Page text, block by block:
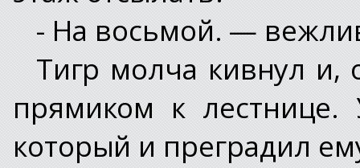
- На восьмой. —
Тигр молча кивнул и,
прямиком к лестнице.
который и преградил